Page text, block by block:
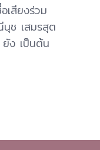
สียงร่วม
ช เสมรสุต
ง เป็นต้น